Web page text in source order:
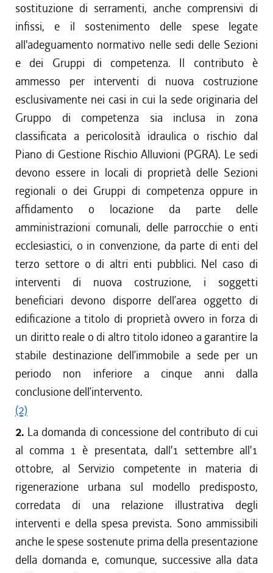
sostituzione di serramenti, anche comprensivi di
infissi, e il sostenimento delle spese legate
all'adeguamento normativo nelle sedi delle Sezioni
e dei Gruppi di competenza. Il contributo è
ammesso per interventi di nuova costruzione
esclusivamente nei casi in cui la sede originaria del
Gruppo di competenza sia inclusa in zona
classificata a pericolosità idraulica o rischio dal
Piano di Gestione Rischio Alluvioni (PGRA). Le sedi
devono essere in locali di proprietà delle Sezioni
regionali o dei Gruppi di competenza oppure in
affidamento o locazione da parte delle
amministrazioni comunali, delle parrocchie o enti
ecclesiastici, o in convenzione, da parte di enti del
terzo settore o di altri enti pubblici. Nel caso di
interventi di nuova costruzione, i soggetti
beneficiari devono disporre dell’area oggetto di
edificazione a titolo di proprietà ovvero in forza di
un diritto reale o di altro titolo idoneo a garantire la
stabile destinazione dell’immobile a sede per un
periodo non inferiore a cinque anni dalla
conclusione dell’intervento.
(2)
2. La domanda di concessione del contributo di cui
al comma 1 è presentata, dall'1 settembre all'1
ottobre, al Servizio competente in materia di
rigenerazione urbana sul modello predisposto,
corredata di una relazione illustrativa degli
interventi e della spesa prevista. Sono ammissibili
anche le spese sostenute prima della presentazione
della domanda e, comunque, successive alla data